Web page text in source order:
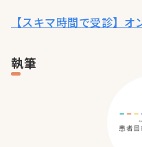
【スキマ時間で受診】
執筆